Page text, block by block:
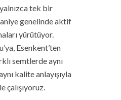
tek bir
genelinde aktif
yürütüyor.
Esenkent’ten
semtlerde aynı
kalite anlayışıyla
çalışıyoruz.